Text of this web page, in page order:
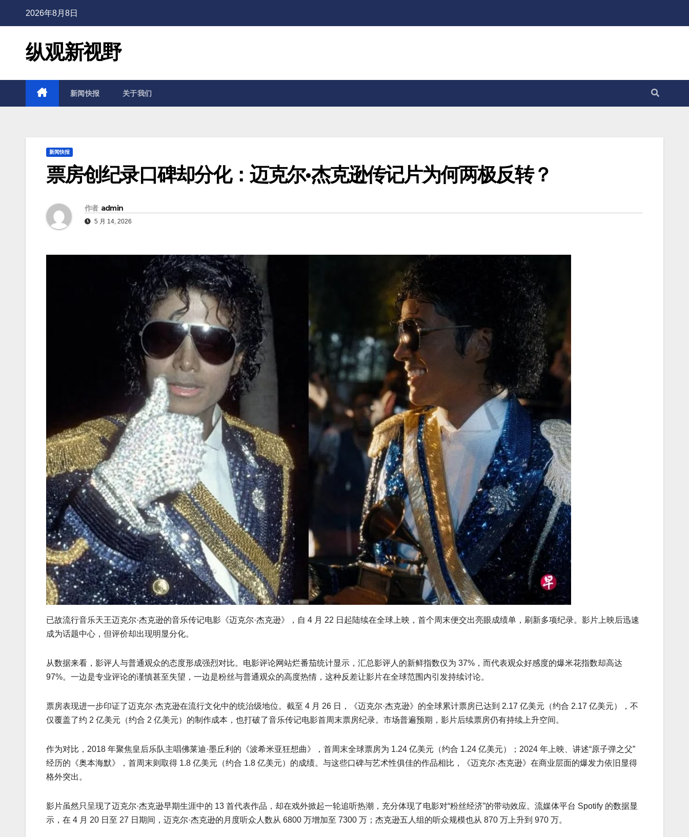
2026年8月8日
纵观新视野
新闻快报 关于我们
新闻快报
票房创纪录口碑却分化：迈克尔·杰克逊传记片为何两极反转？
作者 admin
5 月 14, 2026
已故流行音乐天王迈克尔·杰克逊的音乐传记电影《迈克尔·杰克逊》，自 4 月 22 日起陆续在全球上映，首个周末便交出亮眼成绩单，刷新多项纪录。影片上映后迅速
成为话题中心，但评价却出现明显分化。
从数据来看，影评人与普通观众的态度形成强烈对比。电影评论网站烂番茄统计显示，汇总影评人的新鲜指数仅为 37%，而代表观众好感度的爆米花指数却高达
97%。一边是专业评论的谨慎甚至失望，一边是粉丝与普通观众的高度热情，这种反差让影片在全球范围内引发持续讨论。
票房表现进一步印证了迈克尔·杰克逊在流行文化中的统治级地位。截至 4 月 26 日，《迈克尔·杰克逊》的全球累计票房已达到 2.17 亿美元（约合 2.17 亿美元），不
仅覆盖了约 2 亿美元（约合 2 亿美元）的制作成本，也打破了音乐传记电影首周末票房纪录。市场普遍预期，影片后续票房仍有持续上升空间。
作为对比，2018 年聚焦皇后乐队主唱佛莱迪·墨丘利的《波希米亚狂想曲》，首周末全球票房为 1.24 亿美元（约合 1.24 亿美元）；2024 年上映、讲述“原子弹之父”
经历的《奥本海默》，首周末则取得 1.8 亿美元（约合 1.8 亿美元）的成绩。与这些口碑与艺术性俱佳的作品相比，《迈克尔·杰克逊》在商业层面的爆发力依旧显得
格外突出。
影片虽然只呈现了迈克尔·杰克逊早期生涯中的 13 首代表作品，却在戏外掀起一轮追听热潮，充分体现了电影对“粉丝经济”的带动效应。流媒体平台 Spotify 的数据显
示，在 4 月 20 日至 27 日期间，迈克尔·杰克逊的月度听众人数从 6800 万增加至 7300 万；杰克逊五人组的听众规模也从 870 万上升到 970 万。